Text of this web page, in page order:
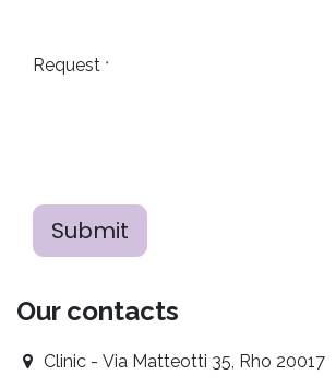
Request *
Submit
Our contacts
Clinic - Via Matteotti 35, Rho 20017